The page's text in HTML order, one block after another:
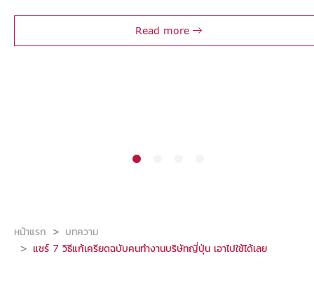
Read more
หน้าแรก
บทความ
แชร์ 7 วิธีแก้เครียดฉบับคนทำงานบริษัทญี่ปุ่น เอาไปใช้ได้เลย